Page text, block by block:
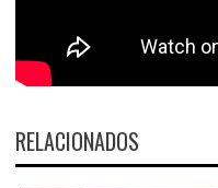
RELACIONADOS